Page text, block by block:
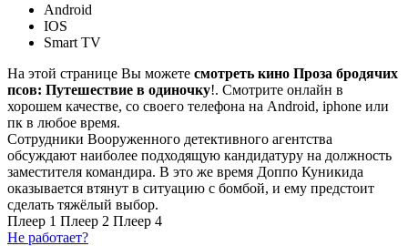
Android
IOS
Smart TV
На этой странице Вы можете смотреть кино Проза бродячих
псов: Путешествие в одиночку!. Смотрите онлайн в
хорошем качестве, со своего телефона на Android, iphone или
пк в любое время.
Сотрудники Вооруженного детективного агентства
обсуждают наиболее подходящую кандидатуру на должность
заместителя командира. В это же время Доппо Куникида
оказывается втянут в ситуацию с бомбой, и ему предстоит
сделать тяжёлый выбор.
Плеер 1 Плеер 2 Плеер 4
Не работает?